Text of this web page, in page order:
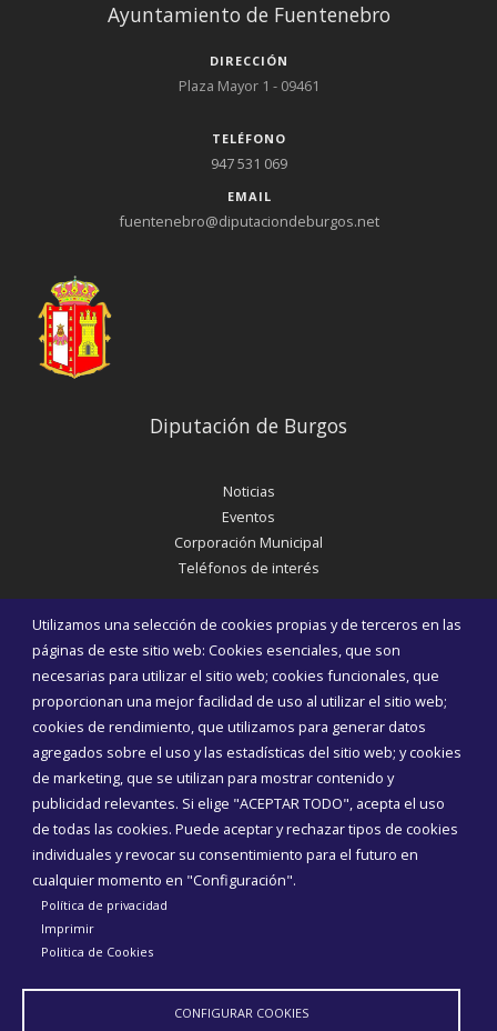
Utilizamos una selección de cookies propias y de terceros en las
páginas de este sitio web: Cookies esenciales, que son
necesarias para utilizar el sitio web; cookies funcionales, que
proporcionan una mejor facilidad de uso al utilizar el sitio web;
cookies de rendimiento, que utilizamos para generar datos
agregados sobre el uso y las estadísticas del sitio web; y cookies
de marketing, que se utilizan para mostrar contenido y
publicidad relevantes. Si elige "ACEPTAR TODO", acepta el uso
de todas las cookies. Puede aceptar y rechazar tipos de cookies
individuales y revocar su consentimiento para el futuro en
cualquier momento en "Configuración".
Política de privacidad
Imprimir
Politica de Cookies
CONFIGURAR COOKIES
Ayuntamiento de Fuentenebro
DIRECCIÓN
Plaza Mayor 1 - 09461
TELÉFONO
947 531 069
EMAIL
fuentenebro@diputaciondeburgos.net
Diputación de Burgos
Noticias
Eventos
Corporación Municipal
Teléfonos de interés
INICIAR SESIÓN
MAPA WEB
Aviso Legal Política de privacidad
Declaración de accesibilidad